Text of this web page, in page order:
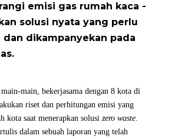
emisi gas rumah kaca -
solusi nyata yang perlu
dikampanyekan pada
main, bekerjasama dengan 8 kota di
riset dan perhitungan emisi yang
kota saat menerapkan solusi zero waste.
dalam sebuah laporan yang telah